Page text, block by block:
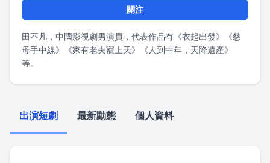
關注
田不凡，中國影視劇男演員，代表作品有《衣起出發》《慈
母手中線》《家有老夫寵上天》《人到中年，天降遺產》
等。
出演短劇 最新動態 個人資料